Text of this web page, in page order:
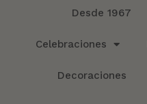
Desde 1967
Celebraciones
Decoraciones